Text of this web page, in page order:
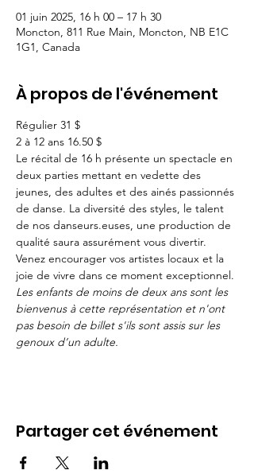
01 juin 2025, 16 h 00 – 17 h 30
Moncton, 811 Rue Main, Moncton, NB E1C
1G1, Canada
À propos de l'événement
Régulier 31 $
2 à 12 ans 16.50 $
Le récital de 16 h présente un spectacle en
deux parties mettant en vedette des
jeunes, des adultes et des ainés passionnés
de danse. La diversité des styles, le talent
de nos danseurs.euses, une production de
qualité saura assurément vous divertir.
Venez encourager vos artistes locaux et la
joie de vivre dans ce moment exceptionnel.
Les enfants de moins de deux ans sont les
bienvenus à cette représentation et n'ont
pas besoin de billet s'ils sont assis sur les
genoux d’un adulte.
Partager cet événement